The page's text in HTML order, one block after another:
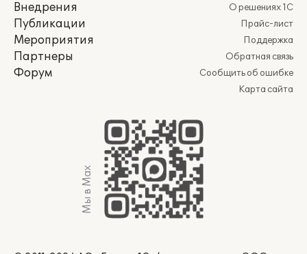
Внедрения
Публикации
Мероприятия
Партнеры
Форум
О решениях 1С
Прайс-лист
Поддержка
Обратная связь
Сообщить об ошибке
Карта сайта
Мы в Max